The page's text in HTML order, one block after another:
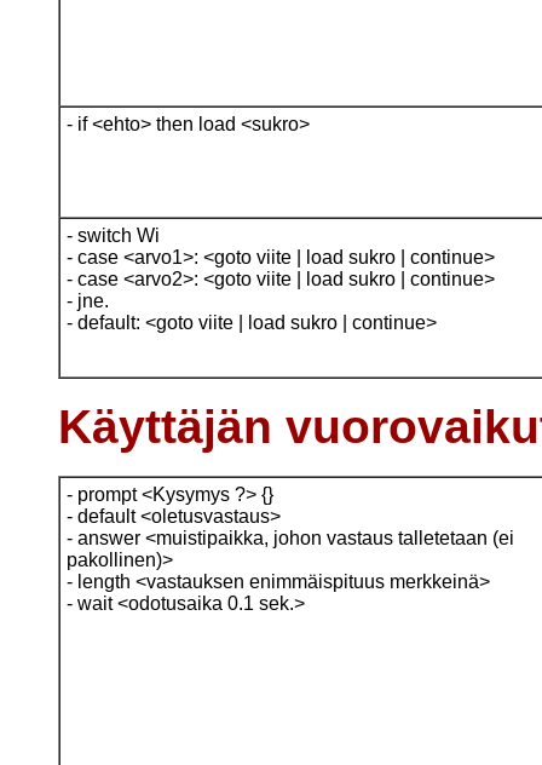
- if <ehto> then load <sukro>
- switch Wi
- case <arvo1>: <goto viite | load sukro | continue>
- case <arvo2>: <goto viite | load sukro | continue>
- jne.
- default: <goto viite | load sukro | continue>
Käyttäjän
- prompt <Kysymys ?> {}
- default <oletusvastaus>
- answer <muistipaikka, johon vastaus talletetaan (ei
pakollinen)>
- length <vastauksen enimmäispituus merkkeinä>
- wait <odotusaika 0.1 sek.>